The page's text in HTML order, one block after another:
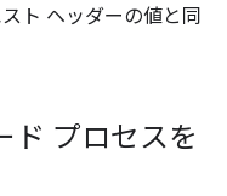
ト ヘッダーの値と同
ド プロセスを